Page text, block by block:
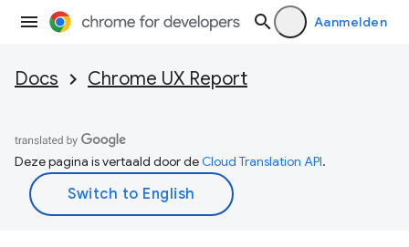
Aanmelden
Docs Chrome UX Report
Deze pagina is vertaald door deCloud Translation API.